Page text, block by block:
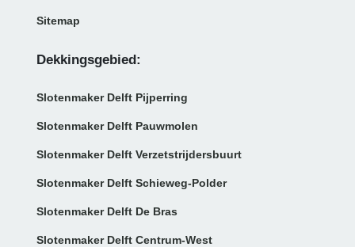
Sitemap
Dekkingsgebied:
Slotenmaker Delft Pijperring
Slotenmaker Delft Pauwmolen
Slotenmaker Delft Verzetstrijdersbuurt
Slotenmaker Delft Schieweg-Polder
Slotenmaker Delft De Bras
Slotenmaker Delft Centrum-West